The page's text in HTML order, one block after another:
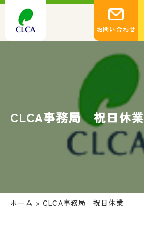
お問い合わせ
CLCA事務局 祝日休業
ホーム > CLCA事務局 祝日休業